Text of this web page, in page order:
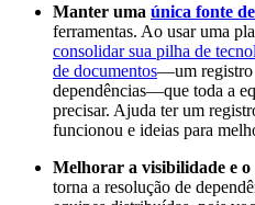
Manter uma única fonte
ferramentas. Ao usar uma
consolidar sua pilha de
de documentos—um registro
dependências—que toda a
precisar. Ajuda ter um
funcionou e ideias para
Melhorar a visibilidade e o
torna a resolução de